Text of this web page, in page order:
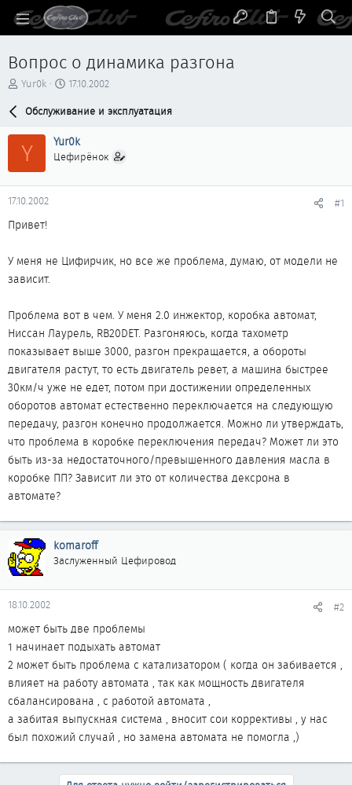
Вопрос о динамика разгона
А
р
т
м
ы
Yur0k
Д
т
н
а
ч
а
17.10.2002
Обслуживание и эксплуатация
Y Yur0k
Цефирёнок
17.10.2002 #1
Привет!
У меня не Цифирчик, но все же проблема, думаю, от модели не
зависит.
Проблема вот в чем. У меня 2.0 инжектор, коробка автомат,
Ниссан Лаурель, RB20DET. Разгоняюсь, когда тахометр
показывает выше 3000, разгон прекращается, а обороты
двигателя растут, то есть двигатель ревет, а машина быстрее
30км/ч уже не едет, потом при достижении определенных
оборотов автомат естественно переключается на следующую
передачу, разгон конечно продолжается. Можно ли утверждать,
что проблема в коробке переключения передач? Может ли это
быть из-за недостаточного/превышенного давления масла в
коробке ПП? Зависит ли это от количества дексрона в
автомате?
komaroff
Заслуженный Цефировод
18.10.2002 #2
может быть две проблемы
1 начинает подыхать автомат
2 может быть проблема с катализатором ( когда он забивается ,
влияет на работу автомата , так как мощность двигателя
сбалансирована , с работой автомата ,
а забитая выпускная система , вносит сои коррективы , у нас
был похожий случай , но замена автомата не помогла ,)